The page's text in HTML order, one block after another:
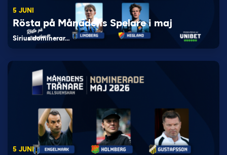
5 JUNI
Rösta på Månadens Spelare i maj
Sirius dominerar…
5 JUNI